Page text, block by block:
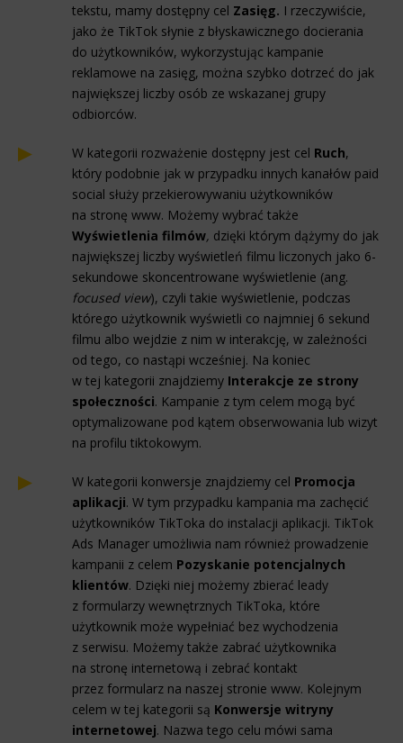
tekstu, mamy dostępny cel Zasięg. I rzeczywiście,
jako że TikTok słynie z błyskawicznego docierania
do użytkowników, wykorzystując kampanie
reklamowe na zasięg, można szybko dotrzeć do jak
największej liczby osób ze wskazanej grupy
odbiorców.
W kategorii rozważenie dostępny jest cel Ruch,
który podobnie jak w przypadku innych kanałów paid
social służy przekierowywaniu użytkowników
na stronę www. Możemy wybrać także
Wyświetlenia filmów, dzięki którym dążymy do jak
największej liczby wyświetleń filmu liczonych jako 6-
sekundowe skoncentrowane wyświetlenie (ang.
focused view), czyli takie wyświetlenie, podczas
którego użytkownik wyświetli co najmniej 6 sekund
filmu albo wejdzie z nim w interakcję, w zależności
od tego, co nastąpi wcześniej. Na koniec
w tej kategorii znajdziemy Interakcje ze strony
społeczności. Kampanie z tym celem mogą być
optymalizowane pod kątem obserwowania lub wizyt
na profilu tiktokowym.
W kategorii konwersje znajdziemy cel Promocja
aplikacji. W tym przypadku kampania ma zachęcić
użytkowników TikToka do instalacji aplikacji. TikTok
Ads Manager umożliwia nam również prowadzenie
kampanii z celem Pozyskanie potencjalnych
klientów. Dzięki niej możemy zbierać leady
z formularzy wewnętrznych TikToka, które
użytkownik może wypełniać bez wychodzenia
z serwisu. Możemy także zabrać użytkownika
na stronę internetową i zebrać kontakt
przez formularz na naszej stronie www. Kolejnym
celem w tej kategorii są Konwersje witryny
internetowej. Nazwa tego celu mówi sama